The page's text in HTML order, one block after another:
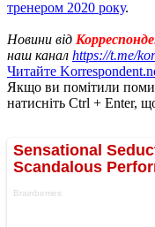
тренером 2020 року.
Новини від
наш канал https://t.me/
Читайте
Якщо ви помітили
натисніть Ctrl + Enter,